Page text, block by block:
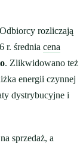
rozliczają
r. średnia cena
. Zlikwidowano też
energii czynnej
dystrybucyjne i
sprzedaż, a